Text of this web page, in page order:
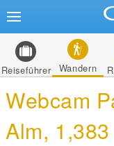
Reiseführer Wandern
Webcam
Alm,